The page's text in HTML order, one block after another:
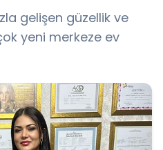
gelişen güzellik ve
yeni merkeze ev